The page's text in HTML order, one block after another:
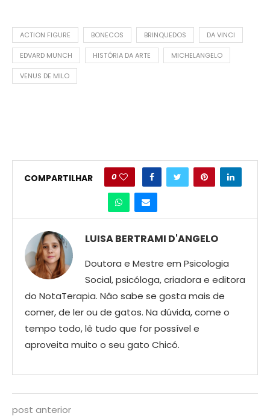
ACTION FIGURE BONECOS BRINQUEDOS DA VINCI
EDVARD MUNCH HISTÓRIA DA ARTE MICHELANGELO
VENUS DE MILO
COMPARTILHAR 0
LUISA BERTRAMI D'ANGELO
Doutora e Mestre em Psicologia
Social, psicóloga, criadora e editora
do NotaTerapia. Nâo sabe se gosta mais de
comer, de ler ou de gatos. Na dúvida, come o
tempo todo, lê tudo que for possível e
aproveita muito o seu gato Chicó.
post anterior